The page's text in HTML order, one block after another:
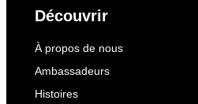
Découvrir
À propos de nous
Ambassadeurs
Histoires